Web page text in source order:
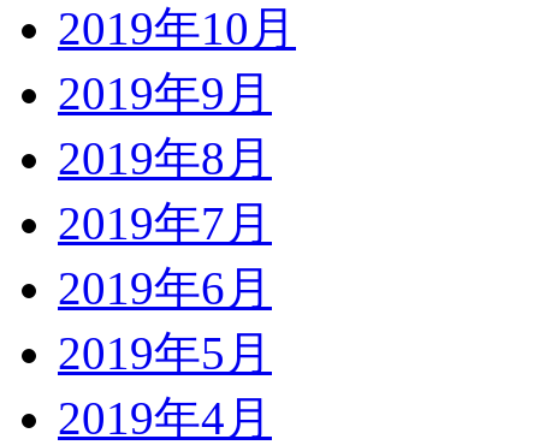
2019年10月
2019年9月
2019年8月
2019年7月
2019年6月
2019年5月
2019年4月